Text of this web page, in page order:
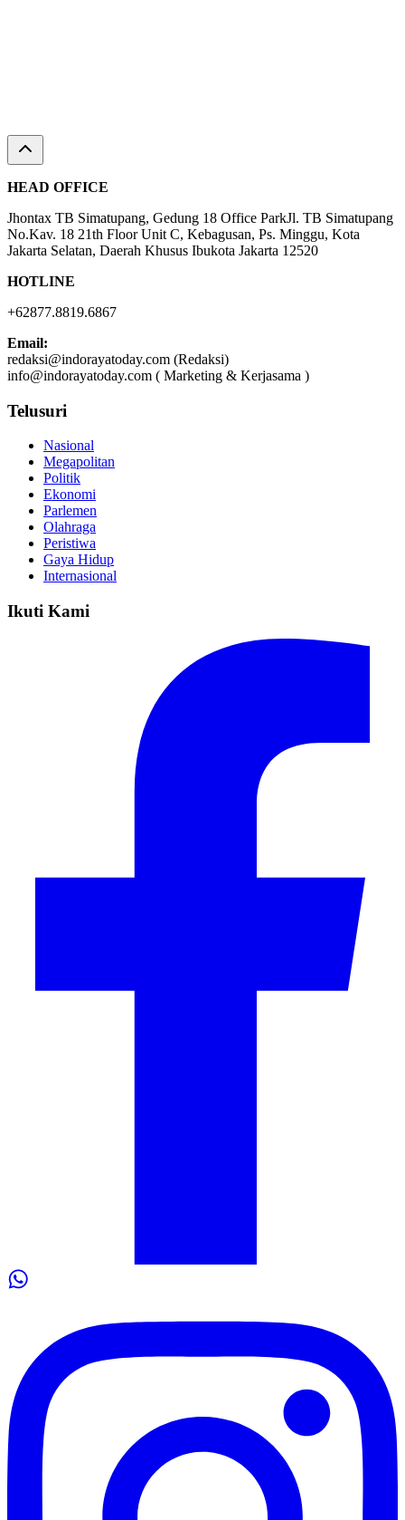
HEAD OFFICE
Jhontax TB Simatupang, Gedung 18 Office ParkJl. TB Simatupang
No.Kav. 18 21th Floor Unit C, Kebagusan, Ps. Minggu, Kota
Jakarta Selatan, Daerah Khusus Ibukota Jakarta 12520
HOTLINE
+62877.8819.6867
Email:
redaksi@indorayatoday.com (Redaksi)
info@indorayatoday.com ( Marketing & Kerjasama )
Telusuri
Nasional
Megapolitan
Politik
Ekonomi
Parlemen
Olahraga
Peristiwa
Gaya Hidup
Internasional
Ikuti Kami